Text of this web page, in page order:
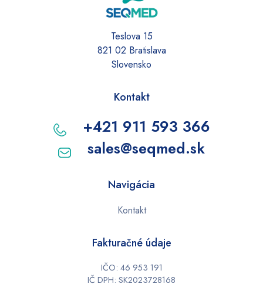
Teslova 15
821 02 Bratislava
Slovensko
Kontakt
+421 911 593 366
sales@seqmed.sk
Navigácia
Kontakt
Fakturačné údaje
IČO: 46 953 191
IČ DPH: SK2023728168